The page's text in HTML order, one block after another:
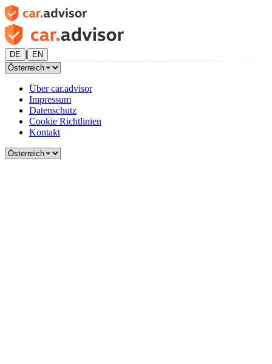
DE | EN
Über car.advisor
Impressum
Datenschutz
Cookie Richtlinien
Kontakt